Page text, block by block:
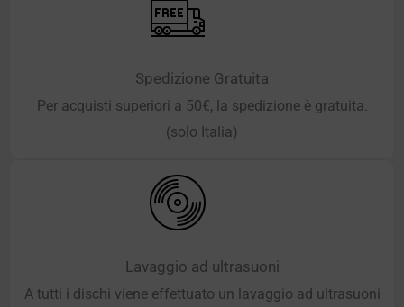
Spedizione Gratuita
Per acquisti superiori a 50€, la spedizione è gratuita.
(solo Italia)
Lavaggio ad ultrasuoni
A tutti i dischi viene effettuato un lavaggio ad ultrasuoni